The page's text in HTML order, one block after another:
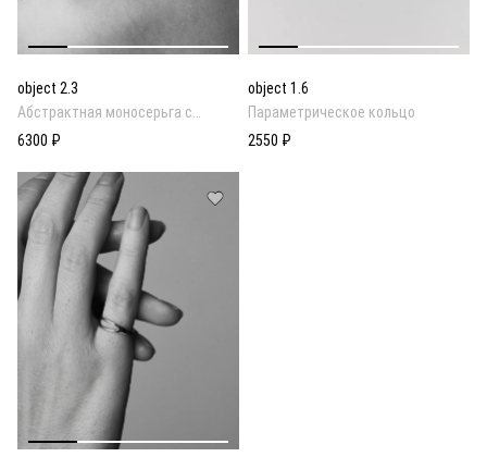
object 2.3
Абстрактная моносерьга с
каффом на цепи
6300 ₽
object 1.6
Параметрическое кольцо
2550 ₽